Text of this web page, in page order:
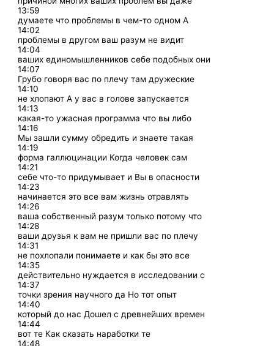
13:59
думаете что проблемы в чем-то одном А
14:02
проблемы в другом ваш разум не видит
14:04
ваших единомышленников себе подобных они
14:07
Грубо говоря вас по плечу там дружеские
14:10
не хлопают А у вас в голове запускается
14:13
какая-то ужасная программа что вы либо
14:16
Мы зашли сумму обредить и знаете такая
14:19
форма галлюцинации Когда человек сам
14:21
себе что-то придумывает и Вы в опасности
14:23
начинается это все вам жизнь отравлять
14:26
ваша собственный разум только потому что
14:28
ваши друзья к вам не пришли вас по плечу
14:31
не похлопали понимаете и как бы это все
14:35
действительно нуждается в исследовании с
14:37
точки зрения научного да Но тот опыт
14:40
который до нас Дошел с древнейших времен
14:44
вот те Как сказать наработки те
14:48